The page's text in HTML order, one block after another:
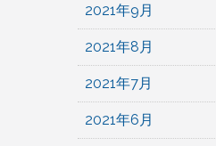
2021年9月
2021年8月
2021年7月
2021年6月